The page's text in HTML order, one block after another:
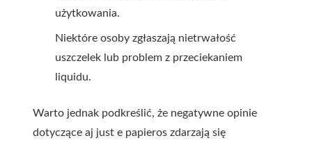
użytkowania.
Niektóre osoby zgłaszają nietrwałość
uszczelek lub problem z przeciekaniem
liquidu.
Warto jednak podkreślić, że negatywne opinie
dotyczące aj just e papieros zdarzają się